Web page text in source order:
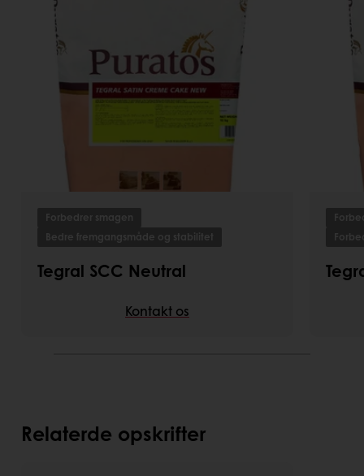
Forbedrer smagen
Bedre fremgangsmåde og stabilitet
Tegral SCC Neutral
Kontakt os
Relaterde opskrifter